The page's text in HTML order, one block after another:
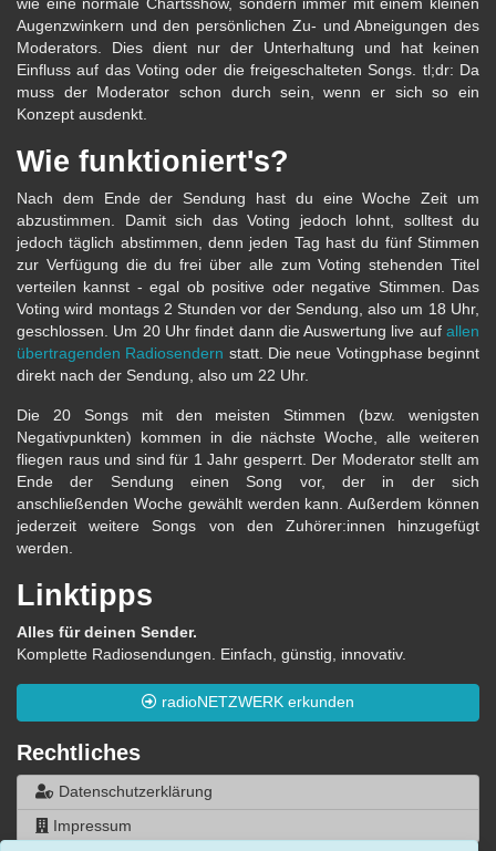
wie eine normale Chartsshow, sondern immer mit einem kleinen
Augenzwinkern und den persönlichen Zu- und Abneigungen des
Moderators. Dies dient nur der Unterhaltung und hat keinen
Einfluss auf das Voting oder die freigeschalteten Songs. tl;dr: Da
muss der Moderator schon durch sein, wenn er sich so ein
Konzept ausdenkt.
Wie funktioniert's?
Nach dem Ende der Sendung hast du eine Woche Zeit um
abzustimmen. Damit sich das Voting jedoch lohnt, solltest du
jedoch täglich abstimmen, denn jeden Tag hast du fünf Stimmen
zur Verfügung die du frei über alle zum Voting stehenden Titel
verteilen kannst - egal ob positive oder negative Stimmen. Das
Voting wird montags 2 Stunden vor der Sendung, also um 18 Uhr,
geschlossen. Um 20 Uhr findet dann die Auswertung live auf allen
übertragenden Radiosendern statt. Die neue Votingphase beginnt
direkt nach der Sendung, also um 22 Uhr.
Die 20 Songs mit den meisten Stimmen (bzw. wenigsten
Negativpunkten) kommen in die nächste Woche, alle weiteren
fliegen raus und sind für 1 Jahr gesperrt. Der Moderator stellt am
Ende der Sendung einen Song vor, der in der sich
anschließenden Woche gewählt werden kann. Außerdem können
jederzeit weitere Songs von den Zuhörer:innen hinzugefügt
werden.
Linktipps
Alles für deinen Sender.
Komplette Radiosendungen. Einfach, günstig, innovativ.
radioNETZWERK erkunden
Rechtliches
Datenschutzerklärung
Impressum